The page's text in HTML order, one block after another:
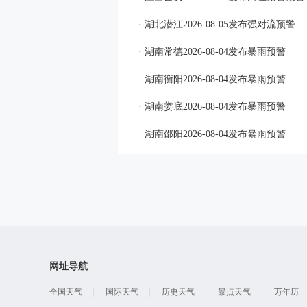
· 湖北潜江2026-08-05发布强对流预警
· 湖南常德2026-08-04发布暴雨预警
· 湖南衡阳2026-08-04发布暴雨预警
· 湖南娄底2026-08-04发布暴雨预警
· 湖南邵阳2026-08-04发布暴雨预警
网址导航
全国天气 国际天气 历史天气 景点天气 万年历